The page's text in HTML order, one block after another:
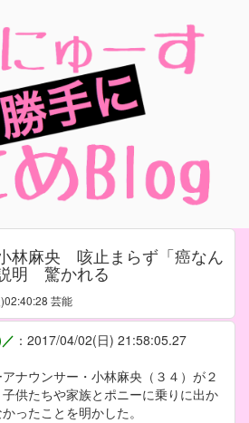
小林麻央 咳止まらず「癌なん
明 驚かれる
芸能
： 2017/04/02(日) 21:58:05.27
ナウンサー・小林麻央（３４）が２
供たちや家族とポニーに乗りに出か
ったことを明かした。